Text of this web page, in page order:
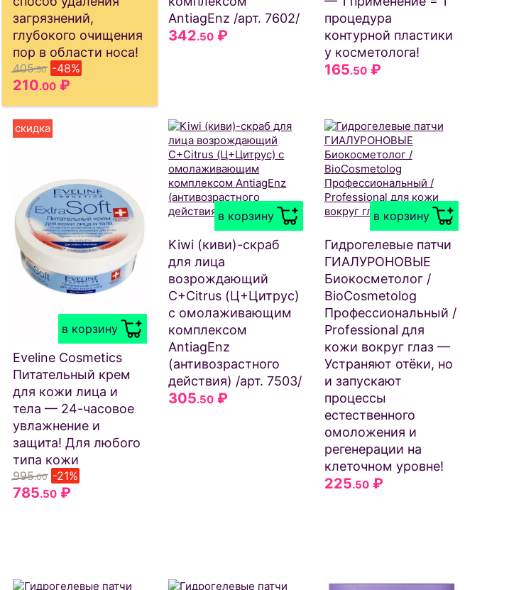
загрязнений,
глубокого очищения
пор в области носа!
405.50 -48%
210.00₽
AntiagEnz /арт. 7602/
342.50 ₽
процедура
контурной пластики
у косметолога!
165.50₽
в корзину
скидка
Eveline Cosmetics
Питательный крем
для кожи лица и
тела — 24-часовое
увлажнение и
защита! Для любого
типа кожи
995.00 -21%
785.50₽
в корзину
Kiwi (киви)-скраб
для лица
возрождающий
C+Citrus (Ц+Цитрус)
с омолаживающим
комплексом
AntiagEnz
(антивозрастного
действия) /арт. 7503/
305.50 ₽
в корзину
Гидрогелевые патчи
ГИАЛУРОНОВЫЕ
Биокосметолог /
BioCosmetolog
Профессиональный /
Professional для
кожи вокруг глаз —
Устраняют отёки, но
и запускают
процессы
естественного
омоложения и
регенерации на
клеточном уровне!
225.50₽